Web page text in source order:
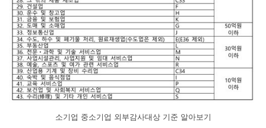
소기업 중소기업 외부감사대상 기준 알아보기